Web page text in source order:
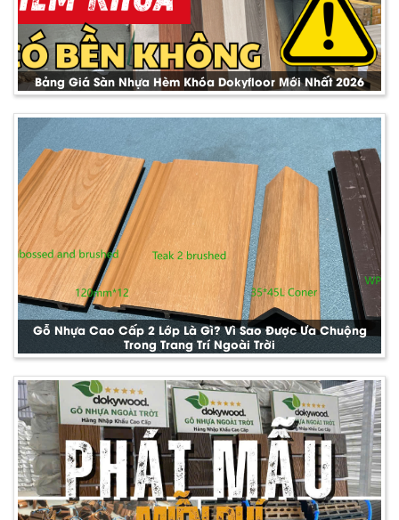
Bảng Giá Sàn Nhựa Hèm Khóa Dokyfloor Mới Nhất 2026
Gỗ Nhựa Cao Cấp 2 Lớp Là Gì? Vì Sao Được Ưa Chuộng
Trong Trang Trí Ngoài Trời